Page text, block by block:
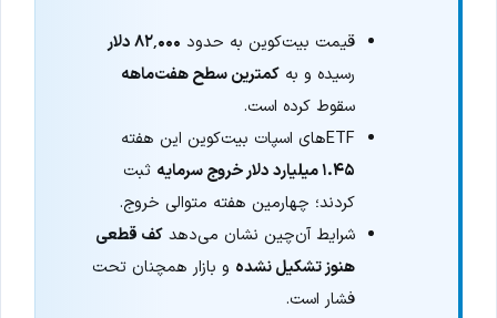
قیمت بیت‌کوین به حدود ۸۲٬۰۰۰ دلار
رسیده و بهکمترین سطح هفت‌ماهه
سقوط کرده است.
ETFهای اسپات بیت‌کوین این هفته
۱.۴۵ میلیارد دلار خروج سرمایه
ثبت
کردند؛ چهارمین هفته متوالی خروج.
شرایط آن‌چین نشان می‌دهدکف قطعی
هنوز تشکیل نشده و بازار همچنان تحت
فشار است.